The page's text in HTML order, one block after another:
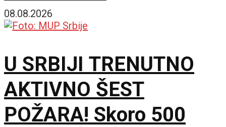
08.08.2026
U SRBIJI TRENUTNO
AKTIVNO ŠEST
POŽARA! Skoro 500